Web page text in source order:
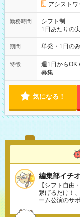
アシスト
勤務時間
シフト制
1日あたりの
勤務 勤務：月・水
可能です！ ※1日あたりの最大実働時間は日勤、夜勤共に勤務し
期間 単発・1日の
特徴
週1日からOK
募集
気になる！
編集部イチ
【シフト自由
繋げるだけ！
ーム公演のサ